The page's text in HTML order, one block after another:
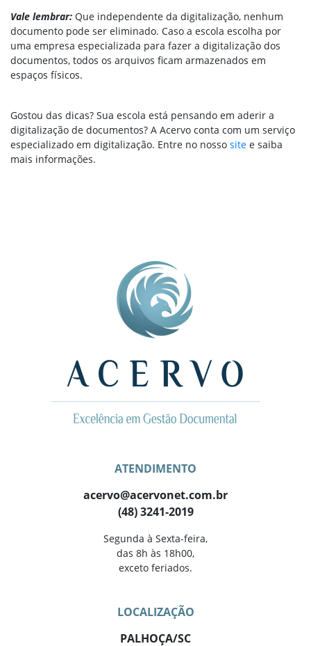
Vale lembrar: Que independente da digitalização, nenhum
documento pode ser eliminado. Caso a escola escolha por
uma empresa especializada para fazer a digitalização dos
documentos, todos os arquivos ficam armazenados em
espaços físicos.
Gostou das dicas? Sua escola está pensando em aderir a
digitalização de documentos? A Acervo conta com um serviço
especializado em digitalização. Entre no nosso site e saiba
mais informações.
ATENDIMENTO
acervo@acervonet.com.br
(48) 3241-2019
Segunda à Sexta-feira,
das 8h às 18h00,
exceto feriados.
LOCALIZAÇÃO
PALHOÇA/SC